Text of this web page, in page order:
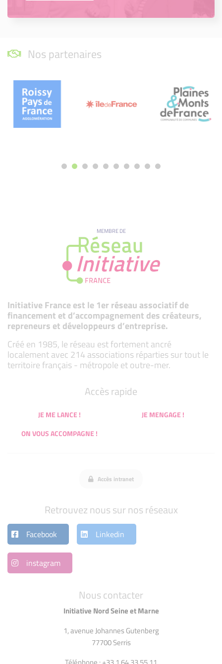
Nos partenaires
MEMBRE DE
Initiative France est le 1er réseau associatif de
financement et d’accompagnement des créateurs,
repreneurs et développeurs d’entreprise.
Créé en 1985, le réseau est fortement ancré
localement avec 214 associations réparties sur tout le
territoire français - métropole et outre-mer.
Nous contacter
Initiative Nord Seine et Marne
1, avenue Johannes Gutenberg
77700 Serris
Accès rapide
JE ME LANCE !
JE MENGAGE !
ON VOUS ACCOMPAGNE !
Accès intranet
Retrouvez nous sur nos réseaux
Facebook Linkedin
instagram